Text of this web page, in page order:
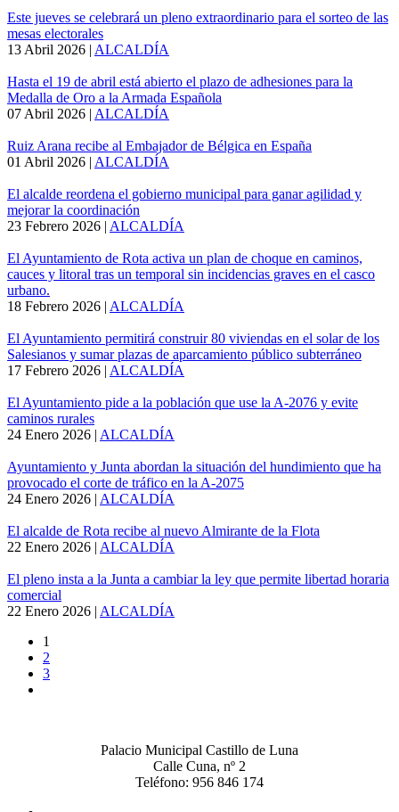
Este jueves se celebrará un pleno extraordinario para el sorteo de las
mesas electorales
13 Abril 2026 | ALCALDÍA
Hasta el 19 de abril está abierto el plazo de adhesiones para la
Medalla de Oro a la Armada Española
07 Abril 2026 | ALCALDÍA
Ruiz Arana recibe al Embajador de Bélgica en España
01 Abril 2026 | ALCALDÍA
El alcalde reordena el gobierno municipal para ganar agilidad y
mejorar la coordinación
23 Febrero 2026 | ALCALDÍA
El Ayuntamiento de Rota activa un plan de choque en caminos,
cauces y litoral tras un temporal sin incidencias graves en el casco
urbano.
18 Febrero 2026 | ALCALDÍA
El Ayuntamiento permitirá construir 80 viviendas en el solar de los
Salesianos y sumar plazas de aparcamiento público subterráneo
17 Febrero 2026 | ALCALDÍA
El Ayuntamiento pide a la población que use la A-2076 y evite
caminos rurales
24 Enero 2026 | ALCALDÍA
Ayuntamiento y Junta abordan la situación del hundimiento que ha
provocado el corte de tráfico en la A-2075
24 Enero 2026 | ALCALDÍA
El alcalde de Rota recibe al nuevo Almirante de la Flota
22 Enero 2026 | ALCALDÍA
El pleno insta a la Junta a cambiar la ley que permite libertad horaria
comercial
22 Enero 2026 | ALCALDÍA
1
2
3
Palacio Municipal Castillo de Luna
Calle Cuna, nº 2
Teléfono: 956 846 174